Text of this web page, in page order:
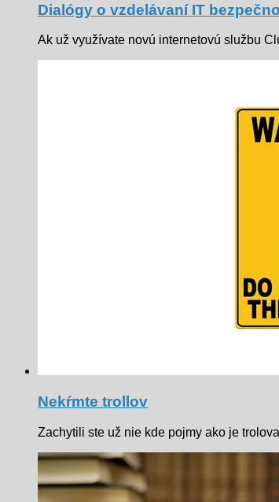
Dialógy o vzdelávaní IT
Ak už využívate novú internetovú službu
Nekŕmte trollov
Zachytili ste už nie kde pojmy ako je